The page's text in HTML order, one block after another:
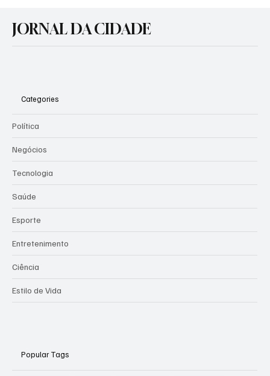
contra a mulher
JORNAL DA CIDADE
Categories
Política
Negócios
Tecnologia
Saúde
Esporte
Entretenimento
Ciência
Estilo de Vida
Popular Tags